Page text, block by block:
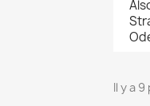
Il y a